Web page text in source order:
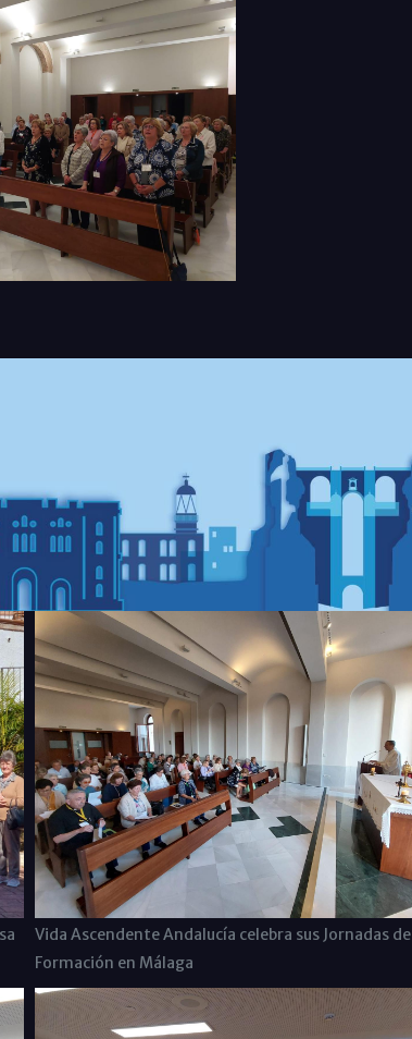
Vida Ascendente Andalucía celebra sus Jornadas de
Formación en Málaga